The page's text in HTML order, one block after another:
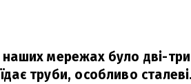
мережах було дві-три
труби, особливо